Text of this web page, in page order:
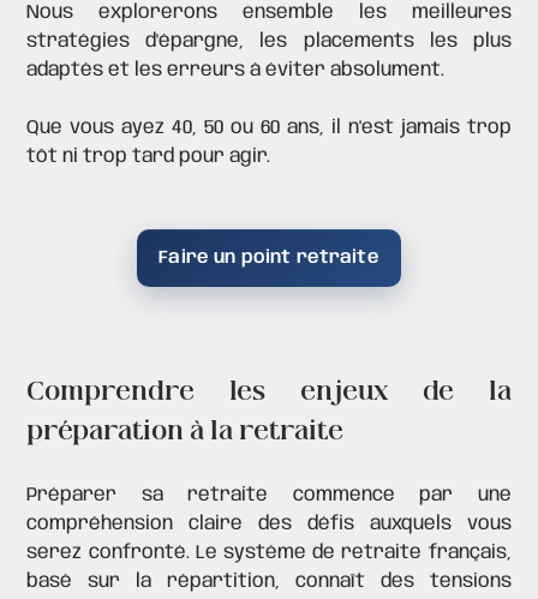
Nous explorerons ensemble les meilleures
stratégies d'épargne, les placements les plus
adaptés et les erreurs à éviter absolument.
Que vous ayez 40, 50 ou 60 ans, il n'est jamais trop
tôt ni trop tard pour agir.
Faire un point retraite
Comprendre les enjeux de la
préparation à la retraite
Préparer sa retraite commence par une
compréhension claire des défis auxquels vous
serez confronté. Le système de retraite français,
basé sur la répartition, connaît des tensions